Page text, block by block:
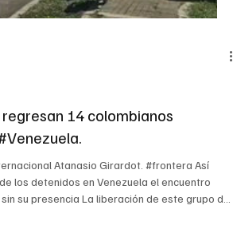
14 colombianos
Atanasio Girardot. #frontera Así
los detenidos en Venezuela el encuentro
su presencia La liberación de este grupo de